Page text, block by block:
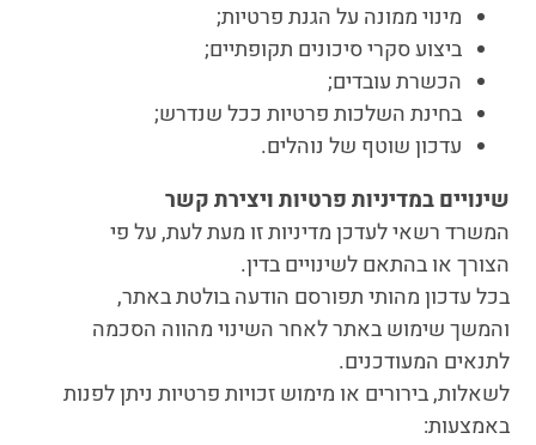
מינוי ממונה על הגנת פרטיות;
ביצוע סקרי סיכונים תקופתיים;
הכשרת עובדים;
בחינת השלכות פרטיות ככל שנדרש;
עדכון שוטף של נוהלים.
שינויים במדיניות פרטיות ויצירת קשר
המשרד רשאי לעדכן מדיניות זו מעת לעת, על פי
הצורך או בהתאם לשינויים בדין.
בכל עדכון מהותי תפורסם הודעה בולטת באתר,
והמשך שימוש באתר לאחר השינוי מהווה הסכמה
לתנאים המעודכנים.
לשאלות, בירורים או מימוש זכויות פרטיות ניתן לפנות
באמצעות: